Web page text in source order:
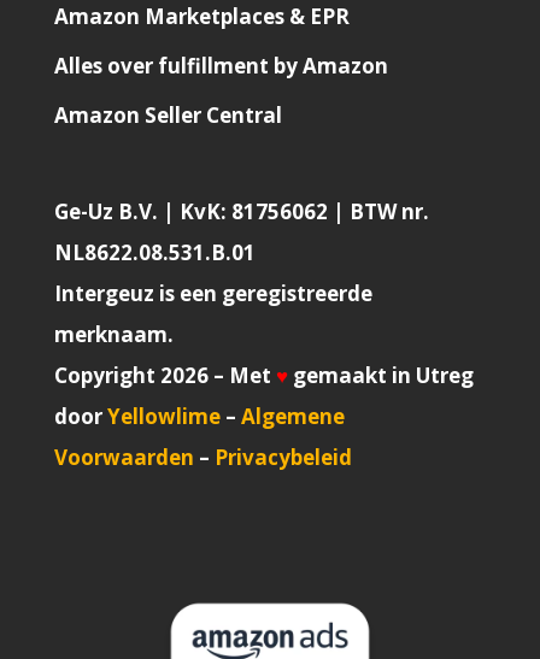
Amazon Marketplaces & EPR
Alles over fulfillment by Amazon
Amazon Seller Central
Ge-Uz B.V. | KvK: 81756062 | BTW nr.
NL8622.08.531.B.01
Intergeuz is een geregistreerde
merknaam.
Copyright 2026 – Met ♥ gemaakt in Utreg
doorYellowlime– Algemene
Voorwaarden – Privacybeleid